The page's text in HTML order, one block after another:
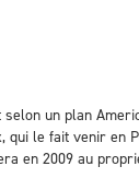
un plan
qui le fait venir
en 2009 au